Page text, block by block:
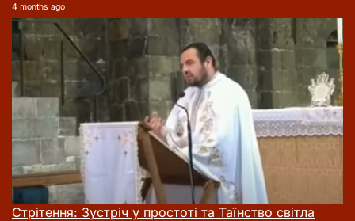
4 months ago
Стрітення: Зустріч у простоті та Таїнство світла